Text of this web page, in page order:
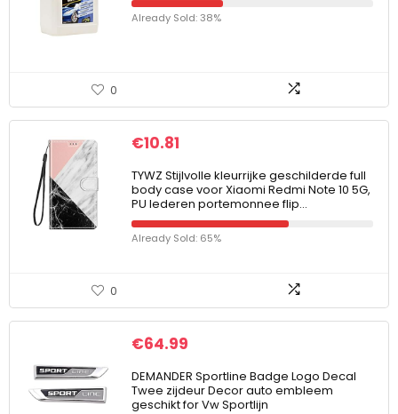
Already Sold: 38%
0
€10.81
TYWZ Stijlvolle kleurrijke geschilderde full
body case voor Xiaomi Redmi Note 10 5G,
PU lederen portemonnee flip…
Already Sold: 65%
0
€64.99
DEMANDER Sportline Badge Logo Decal
Twee zijdeur Decor auto embleem
geschikt for Vw Sportlijn